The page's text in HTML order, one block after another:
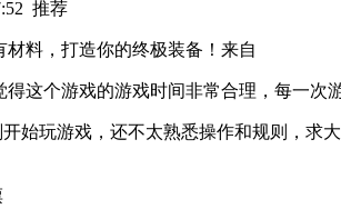
推荐
材料，打造你的终极装备！ 来自
得这个游戏的游戏时间非常合理，每一
开始玩游戏，还不太熟悉操作和规则，求